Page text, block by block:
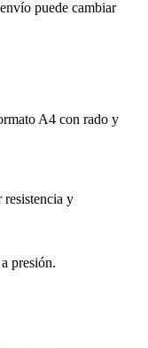
puede cambiar
A4 con rado y
resistencia y
presión.